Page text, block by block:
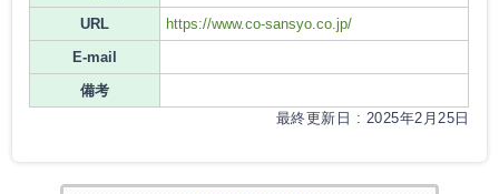
URL
https://www.co-sansyo.co.jp/
E-mail
備考
最終更新日 : 2025年2月25日